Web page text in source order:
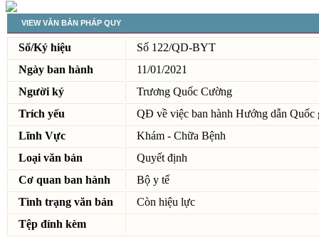
VIEW VĂN BẢN PHÁP QUY
Số/Ký hiệu
Số 122/QD-BYT
Ngày ban hành
11/01/2021
Người ký
Trương Quốc Cường
Trích yếu
QĐ về việc ban hành Hướng dẫn Quốc
Lĩnh Vực
Khám - Chữa Bệnh
Loại văn bản
Quyết định
Cơ quan ban hành
Bộ y tế
Tình trạng văn bản
Còn hiệu lực
Tệp đính kèm